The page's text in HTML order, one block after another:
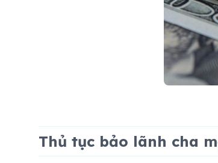
Thủ tục bảo lãnh cha